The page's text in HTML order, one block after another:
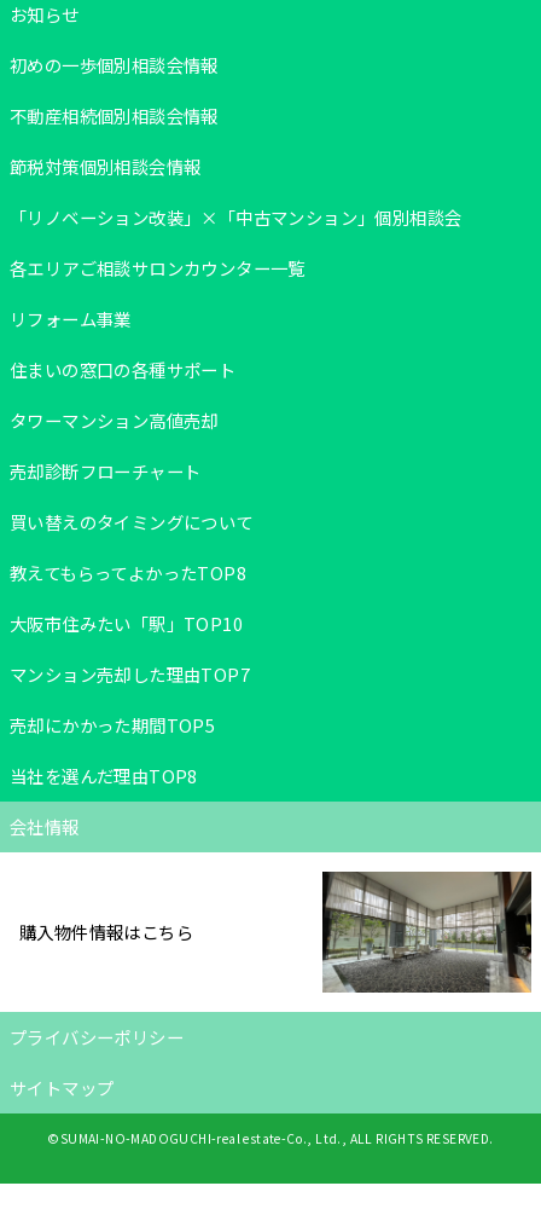
お知らせ
初めの一歩個別相談会情報
不動産相続個別相談会情報
節税対策個別相談会情報
「リノベーション改装」×「中古マンション」個別相談会
各エリアご相談サロンカウンター一覧
リフォーム事業
住まいの窓口の各種サポート
タワーマンション高値売却
売却診断フローチャート
買い替えのタイミングについて
教えてもらってよかったTOP8
大阪市住みたい「駅」TOP10
マンション売却した理由TOP7
売却にかかった期間TOP5
当社を選んだ理由TOP8
会社情報
購入物件情報はこちら
プライバシーポリシー
サイトマップ
©SUMAI-NO-MADOGUCHI-real estate-Co., Ltd., ALL RIGHTS RESERVED.